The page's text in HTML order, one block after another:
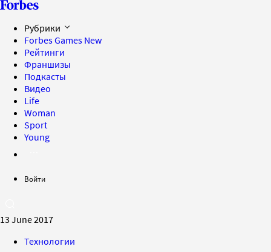
Рубрики
Forbes Games New
Рейтинги
Франшизы
Подкасты
Видео
Life
Woman
Sport
Young
Войти
13 June 2017
Технологии